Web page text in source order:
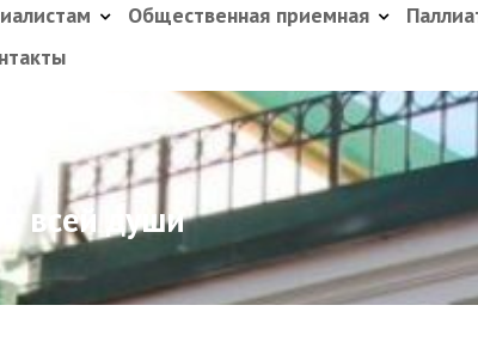
Общественная приемная
всей души